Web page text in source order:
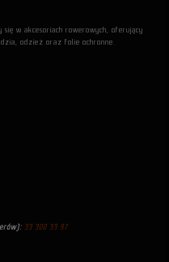
w akcesoriach rowerowych, oferujący
odzież oraz folie ochronne.
33 300 33 97